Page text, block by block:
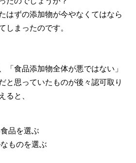
はずの添加物が今やなくてはなら
しまったのです。
「食品添加物全体が悪ではない」
と思っていたものが後々認可取り
ると、
品を選ぶ
ものを選ぶ